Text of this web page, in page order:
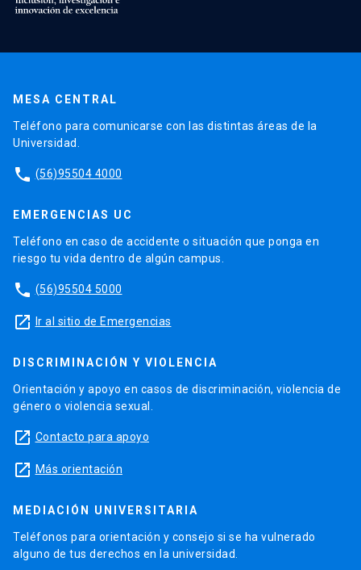
MESA CENTRAL
Teléfono para comunicarse con las distintas áreas de la
Universidad.
phone (56)95504 4000
EMERGENCIAS UC
Teléfono en caso de accidente o situación que ponga en
riesgo tu vida dentro de algún campus.
phone (56)95504 5000
launch Ir al sitio de Emergencias
DISCRIMINACIÓN Y VIOLENCIA
Orientación y apoyo en casos de discriminación, violencia de
género o violencia sexual.
launch Contacto para apoyo
launch Más orientación
MEDIACIÓN UNIVERSITARIA
Teléfonos para orientación y consejo si se ha vulnerado
alguno de tus derechos en la universidad.